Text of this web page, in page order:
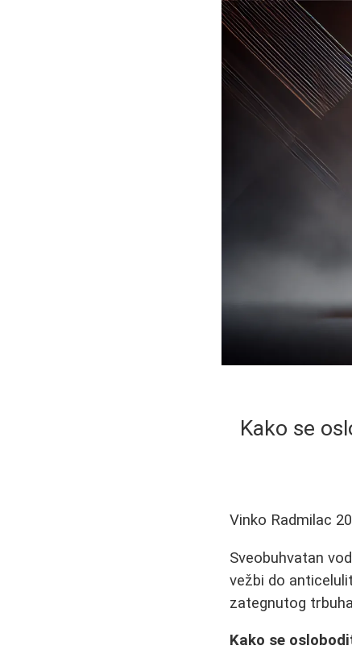
Kako se
Vinko Radmilac
Sveobuhvatan
vežbi do
zategnutog
Kako se